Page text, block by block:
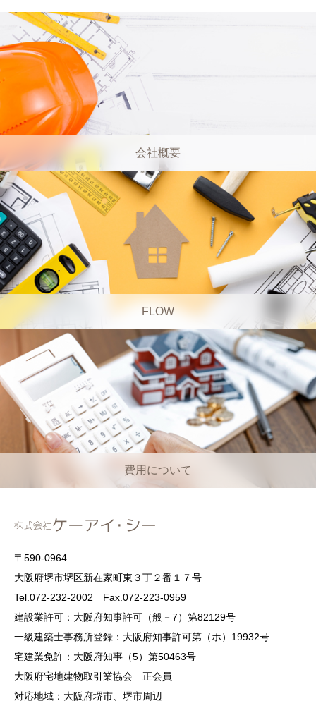
会社概要
FLOW
費用について
〒590-0964
大阪府堺市堺区新在家町東３丁２番１７号
Tel.072-232-2002 Fax.072-223-0959
建設業許可：大阪府知事許可（般－7）第82129号
一級建築士事務所登録：大阪府知事許可第（ホ）19932号
宅建業免許：大阪府知事（5）第50463号
大阪府宅地建物取引業協会 正会員
対応地域：大阪府堺市、堺市周辺